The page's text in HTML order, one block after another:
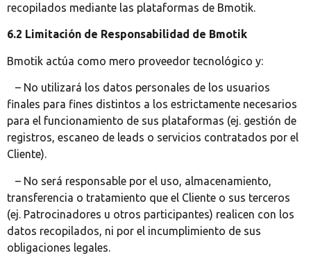
recopilados mediante las plataformas de Bmotik.
6.2 Limitación de Responsabilidad de Bmotik
Bmotik actúa como mero proveedor tecnológico y:
– No utilizará los datos personales de los usuarios
finales para fines distintos a los estrictamente necesarios
para el funcionamiento de sus plataformas (ej. gestión de
registros, escaneo de leads o servicios contratados por el
Cliente).
– No será responsable por el uso, almacenamiento,
transferencia o tratamiento que el Cliente o sus terceros
(ej. Patrocinadores u otros participantes) realicen con los
datos recopilados, ni por el incumplimiento de sus
obligaciones legales.